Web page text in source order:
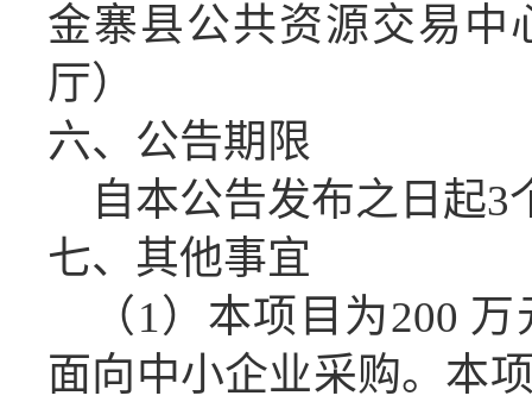
金寨县公共资源交易中
厅）
六、公告期限
自本公告发布之日起3
七、 其他事宜
（1）本项目为200
面向中小企业采购。本